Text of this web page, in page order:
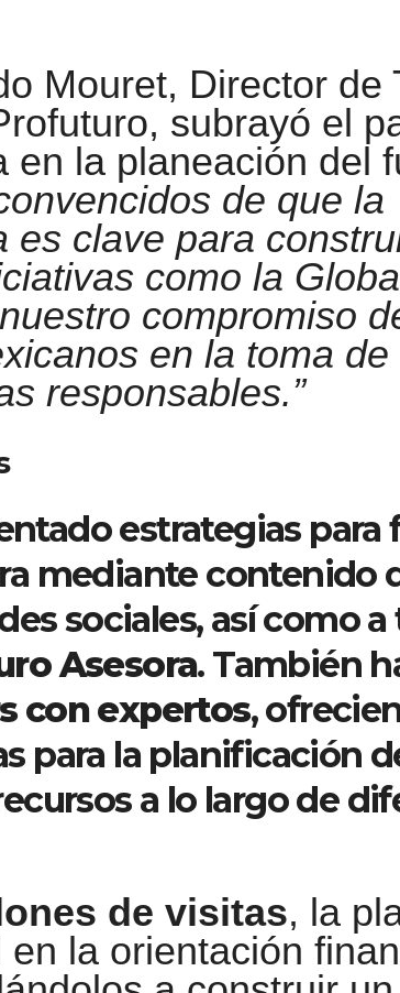
Mouret, Director de
subrayó el
en la planeación del
de que la
es clave para
como la
compromiso
en la toma de
responsables.”
estrategias para
mediante contenido
sociales, así como a
Asesora. También
con expertos,
para la planificación
a lo largo de
de visitas, la
la orientación